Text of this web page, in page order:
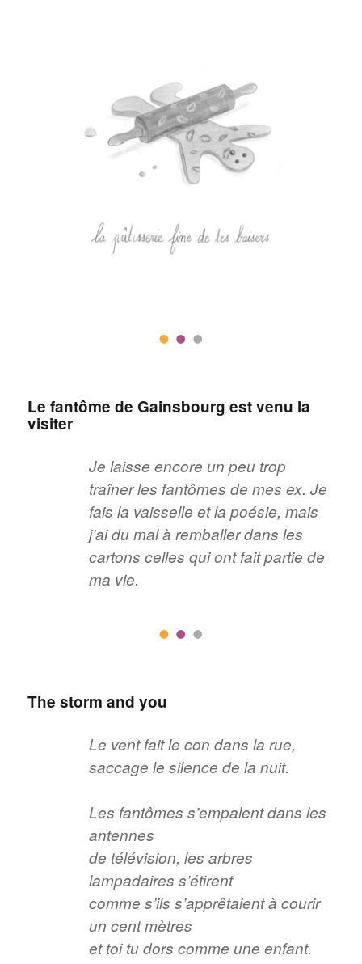
Le fantôme de Gainsbourg est venu la
visiter
Je laisse encore un peu trop
traîner les fantômes de mes ex. Je
fais la vaisselle et la poésie, mais
j’ai du mal à remballer dans les
cartons celles qui ont fait partie de
ma vie.
The storm and you
Le vent fait le con dans la rue,
saccage le silence de la nuit.
Les fantômes s’empalent dans les
antennes
de télévision, les arbres
lampadaires s’étirent
comme s’ils s’apprêtaient à courir
un cent mètres
et toi tu dors comme une enfant.